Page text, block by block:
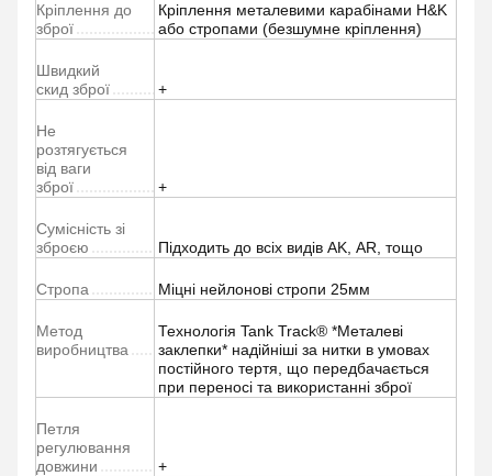
Кріплення до
зброї
Кріплення металевими карабінами H&K
або стропами (безшумне кріплення)
Швидкий
скид зброї
+
Не
розтягується
від ваги
зброї
+
Сумісність зі
зброєю
Підходить до всіх видів AK, АR, тощо
Стропа Міцні нейлонові стропи 25мм
Метод
виробництва
Технологія Tank Track® *Металеві
заклепки* надійніші за нитки в умовах
постійного тертя, що передбачається
при переносі та використанні зброї
Петля
регулювання
довжини
+